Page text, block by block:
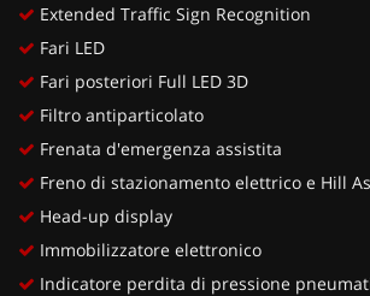
Extended Traffic Sign Recognition
Fari LED
Fari posteriori Full LED 3D
Filtro antiparticolato
Frenata d'emergenza assistita
Freno di stazionamento elettrico e Hill
Head-up display
Immobilizzatore elettronico
Indicatore perdita di pressione